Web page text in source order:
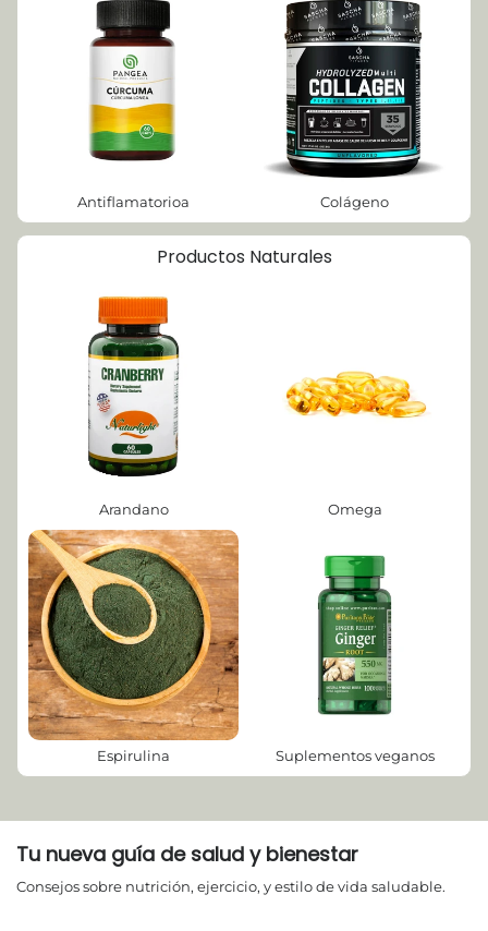
Antiflamatorioa Colágeno
Productos Naturales
Arandano Omega
Espirulina Suplementos veganos
Tu nueva guía de salud y bienestar
Consejos sobre nutrición, ejercicio, y estilo de vida saludable.